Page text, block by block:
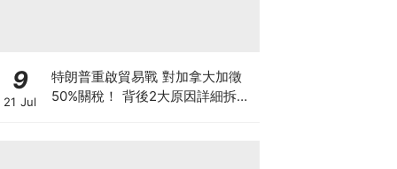
9
21 Jul
特朗普重啟貿易戰 對加拿大加徵
50%關稅！ 背後2大原因詳細拆解